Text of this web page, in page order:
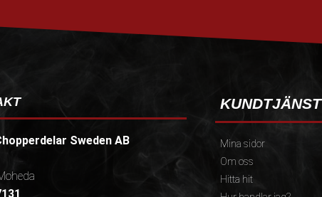
Sweden AB
KUNDTJÄNST
Mina sidor
Om oss
Hitta hit